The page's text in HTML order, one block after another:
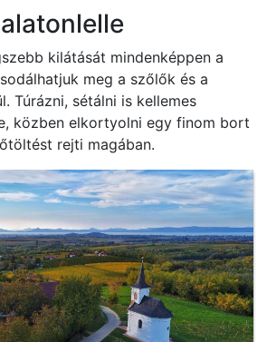
kilátását mindenképpen a
meg a szőlők és a
Túrázni, sétálni is kellemes
közben elkortyolni egy finom bort
rejti magában.